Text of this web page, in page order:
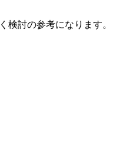
討の参考になります。